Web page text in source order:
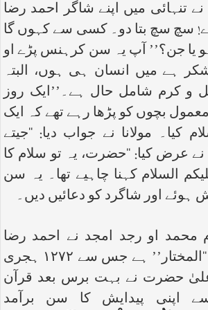
نے تنہائی میں اپنے شاگر احمد رضا
سچ سچ بتا دو۔ کسی سے کہوں گا
یا جن؟’’ آپ یہ سن کرہنس پڑے او
شکر ہے میں انسان ہی ہوں، البتہ
و کرم شامل حال ہے۔’’ایک روز
بچوں کو پڑھا رہے تھے کہ ایک
کیا۔ مولانا نے جواب دیا: ‘‘جیتے
عرض کیا: ‘‘حضرت، یہ تو سلام کا
السلام کہنا چاہیے تھا۔ یہ سن
ہوئے اور شاگرد کو دعائیں دیں۔
محمد او رجد امجد نے احمد رضا
رکھا۔ تاریخی نام ‘‘المختار’’ ہے جس سے ۱۲۷۲ ہجری
حضرت نے بہت برس بعد قرآن
پیدایش کا سن برآمد